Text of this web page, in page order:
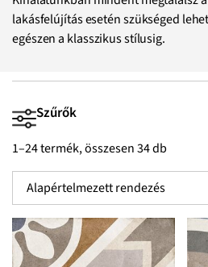
lakásfelújítás esetén szükséged
egészen a klasszikus stílusig.
Szűrők
1–24 termék, összesen 34 db